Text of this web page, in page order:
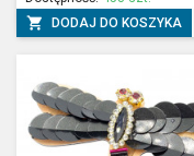
 DODAJ DO KOSZYKA